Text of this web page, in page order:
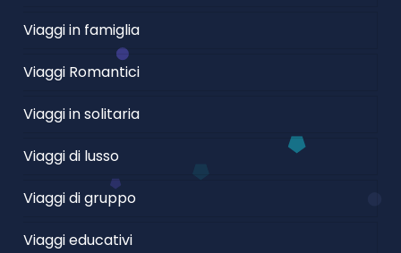
Viaggi in famiglia
Viaggi Romantici
Viaggi in solitaria
Viaggi di lusso
Viaggi di gruppo
Viaggi educativi